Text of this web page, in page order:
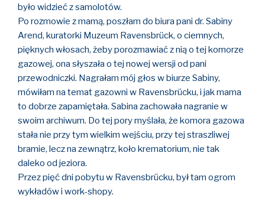
było widzieć z samolotów.
Po rozmowie z mamą, poszłam do biura pani dr. Sabiny
Arend, kuratorki Muzeum Ravensbrück, o ciemnych,
pięknych włosach, żeby porozmawiać z nią o tej komorze
gazowej, ona słyszała o tej nowej wersji od pani
przewodniczki. Nagrałam mój głos w biurze Sabiny,
mówiłam na temat gazowni w Ravensbrücku, i jak mama
to dobrze zapamiętała. Sabina zachowała nagranie w
swoim archiwum. Do tej pory myślała, że komora gazowa
stała nie przy tym wielkim wejściu, przy tej straszliwej
bramie, lecz na zewnątrz, koło krematorium, nie tak
daleko od jeziora.
Przez pięć dni pobytu w Ravensbrücku, był tam ogrom
wykładów i work-shopy.